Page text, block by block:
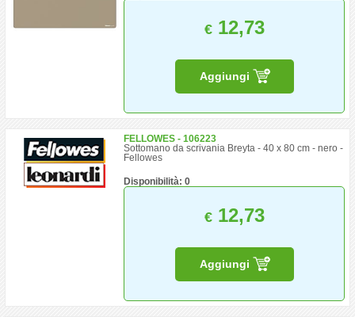
€12,73
Aggiungi
FELLOWES - 106223
Sottomano da scrivania Breyta - 40 x 80 cm - nero -
Fellowes
Disponibilità: 0
€12,73
Aggiungi